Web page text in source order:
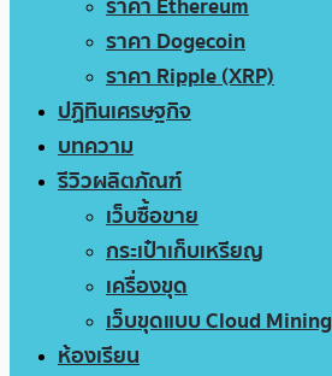
ราคา Dogecoin
ราคา Ripple (XRP)
ปฏิทินเศรษฐกิจ
บทความ
รีวิวผลิตภัณฑ์
เว็บซื้อขาย
กระเป๋าเก็บเหรียญ
เครื่องขุด
เว็บขุดแบบ Cloud Mining
ห้องเรียน